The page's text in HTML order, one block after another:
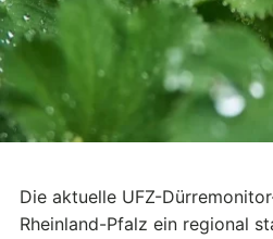
Die aktuelle UFZ-
Rheinland-Pfalz ein regional